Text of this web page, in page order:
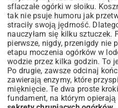
sflaczałe ogórki w słoiku.
tak nie psuje humoru jak
straciły swoją jędrność.
nauczyłam się kilku sztuczek.
pierwsze, nigdy, przenigdy nie
etapu moczenia ogórków w
wodzie przez kilka godzin. To
Po drugie, zawsze odcinaj
zawierają enzymy, które
mięknięcie. Te dwa proste
fundament, na którym opierają